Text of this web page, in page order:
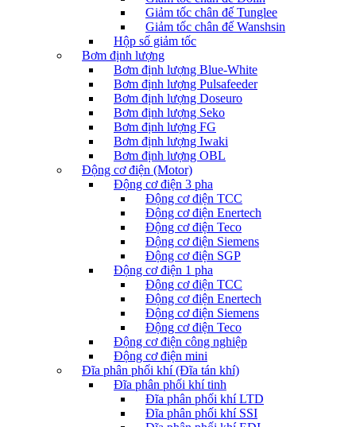
Giảm tốc chân đế Tunglee
Giảm tốc chân đế Wanshsin
Hộp số giảm tốc
Bơm định lượng
Bơm định lượng Blue-White
Bơm định lượng Pulsafeeder
Bơm định lượng Doseuro
Bơm định lượng Seko
Bơm định lượng FG
Bơm định lượng Iwaki
Bơm định lượng OBL
Động cơ điện (Motor)
Động cơ điện 3 pha
Động cơ điện TCC
Động cơ điện Enertech
Động cơ điện Teco
Động cơ điện Siemens
Động cơ điện SGP
Động cơ điện 1 pha
Động cơ điện TCC
Động cơ điện Enertech
Động cơ điện Siemens
Động cơ điện Teco
Động cơ điện công nghiệp
Động cơ điện mini
Đĩa phân phối khí (Đĩa tán khí)
Đĩa phân phối khí tinh
Đĩa phân phối khí LTD
Đĩa phân phối khí SSI